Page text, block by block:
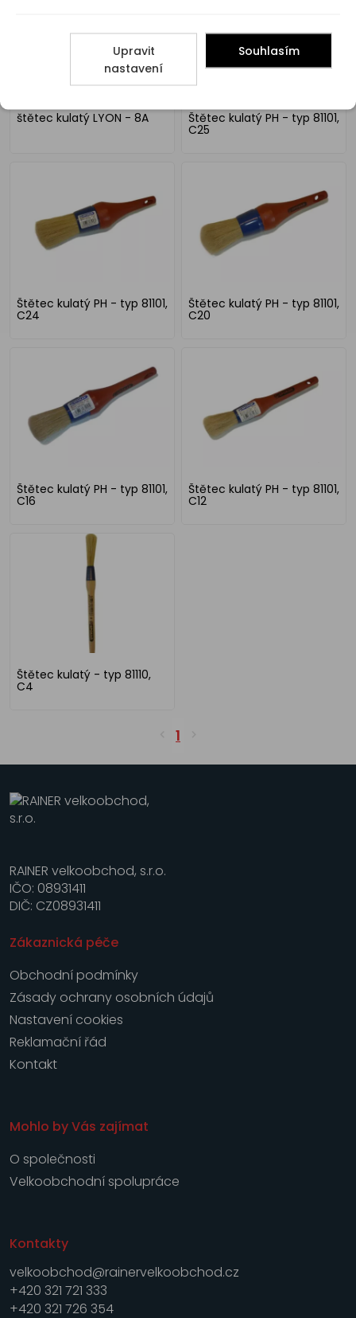
štětec kulatý LYON - 8A Štětec kulatý PH - typ 81101,
C25
Štětec kulatý PH - typ 81101,
C24
Štětec kulatý PH - typ 81101,
C20
Štětec kulatý PH - typ 81101,
C16
Štětec kulatý PH - typ 81101,
C12
Štětec kulatý - typ 81110,
C4
1
RAINER velkoobchod, s.r.o.
IČO: 08931411
DIČ: CZ08931411
Zákaznická péče
Obchodní podmínky
Zásady ochrany osobních údajů
Nastavení cookies
Reklamační řád
Kontakt
Mohlo by Vás zajímat
O společnosti
Velkoobchodní spolupráce
Kontakty
velkoobchod@rainervelkoobchod.cz
+420 321 721 333
+420 321 726 354
Upravit
nastavení
Souhlasím